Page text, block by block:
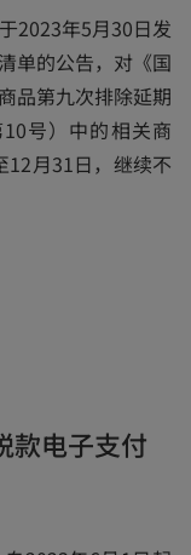
2023年5月30日发
单的公告，对《国
品第九次排除延期
号）中的相关商
12月31日，继续不
款电子支付